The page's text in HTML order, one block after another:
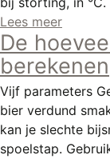
Lees meer
De
berekenen
Vijf parameters
bier verdund
kan je slechte
spoelstap.